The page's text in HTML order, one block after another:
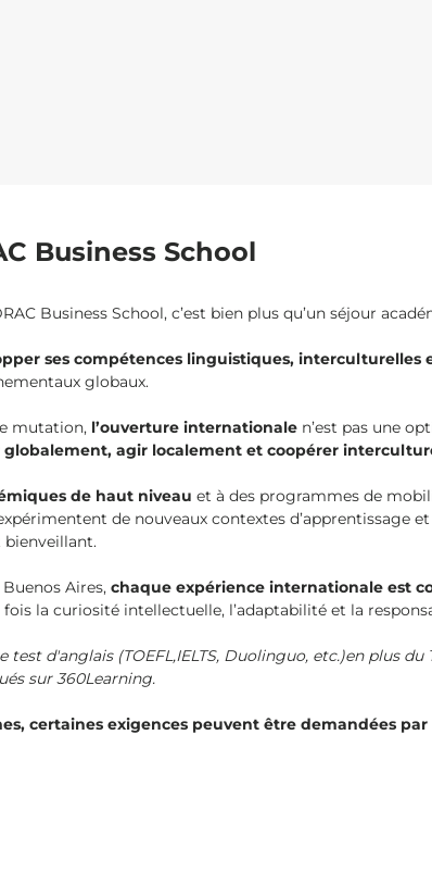
Business School
Business School, c’est bien plus qu’un séjour
ses compétences linguistiques, interculturelles
globaux.
mutation, l’ouverture internationale n’est pas une
globalement, agir localement et coopérer
de haut niveau et à des programmes de
de nouveaux contextes d’apprentissage
Aires, chaque expérience internationale est
la curiosité intellectuelle, l’adaptabilité et la
d'anglais (TOEFL,IELTS, Duolinguo, etc.)en plus
sur 360Learning.
certaines exigences peuvent être demandées